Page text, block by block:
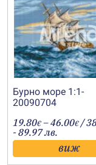
Бурно море 1:1-
20090704
19.80€ –46.00€ /
- 89.97 лв.
виж